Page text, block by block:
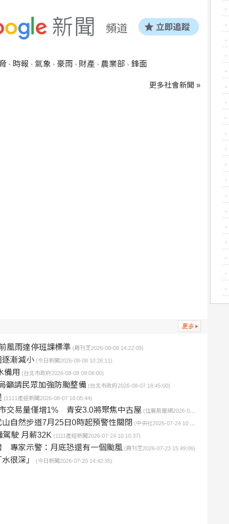
、 時報 、 氣象、 豪雨 、 財產、 農業部 、 鋒面
更多社會新聞 »
風雨達停班課標準 (周刊王2026-08-08 14:22:09)
漸減小 (今日新聞2026-08-08 10:26:11)
備用 (台北市政府2026-08-08 09:08:00)
籲請民眾加強防颱整備 (台北市政府2026-08-07 18:45:00)
(1111產經新聞2026-08-07 18:05:44)
交易量僅增1% 青安3.0將聚焦中古屋 (住展房屋網2026-07-31 15:33:40)
自然步道7月25日0時起預警性關閉 (中央社2026-07-24 10:50:29)
駕駛 月薪32K (1111產經新聞2026-07-24 10:10:37)
專家示警：月底恐還有一個颱風 (周刊王2026-07-23 15:49:06)
很深」 (今日新聞2026-07-20 14:42:35)